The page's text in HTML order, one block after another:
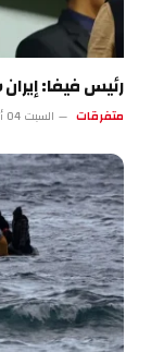
رئيس فيفا:
متفرقات السبت 04 أبريل 2:22 ص